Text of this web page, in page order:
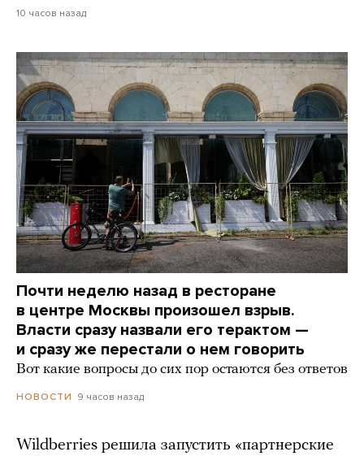
10 часов назад
Почти неделю назад в ресторане
в центре Москвы произошел взрыв.
Власти сразу назвали его терактом —
и сразу же перестали о нем говорить
Вот какие вопросы до сих пор остаются без ответов
НОВОСТИ 9 часов назад
Wildberries решила запустить «партнерские